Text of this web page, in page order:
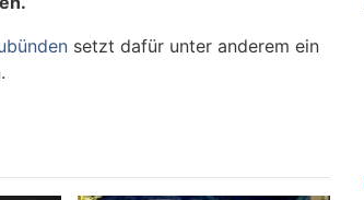
setzt dafür unter anderem ein